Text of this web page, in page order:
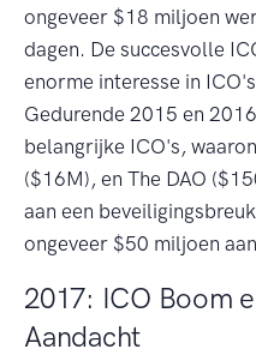
ongeveer $18 miljoen
dagen. De succesvolle
enorme interesse in
Gedurende 2015 en
belangrijke ICO's,
($16M), en The DAO
aan een
ongeveer $50 miljoen
2017: ICO Boom
Aandacht